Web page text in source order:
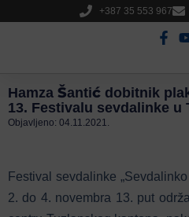
+387 35 553 967
Hamza Šantić dobitnik
13. Festivalu sevdalinke u
Objavljeno: 04.11.2021.
Festival sevdalinke
2. do 4. novembra 13. put